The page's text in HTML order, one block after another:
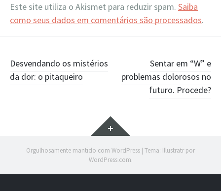
Este site utiliza o Akismet para reduzir spam. Saiba
como seus dados em comentários são processados.
Navegação
de
Desvendando os mistérios
da dor: o pitaqueiro
Sentar em “W” e
problemas dolorosos no
futuro. Procede?
Widgets
Orgulhosamente mantido com WordPress | Tema: Illustratr por
WordPress.com.